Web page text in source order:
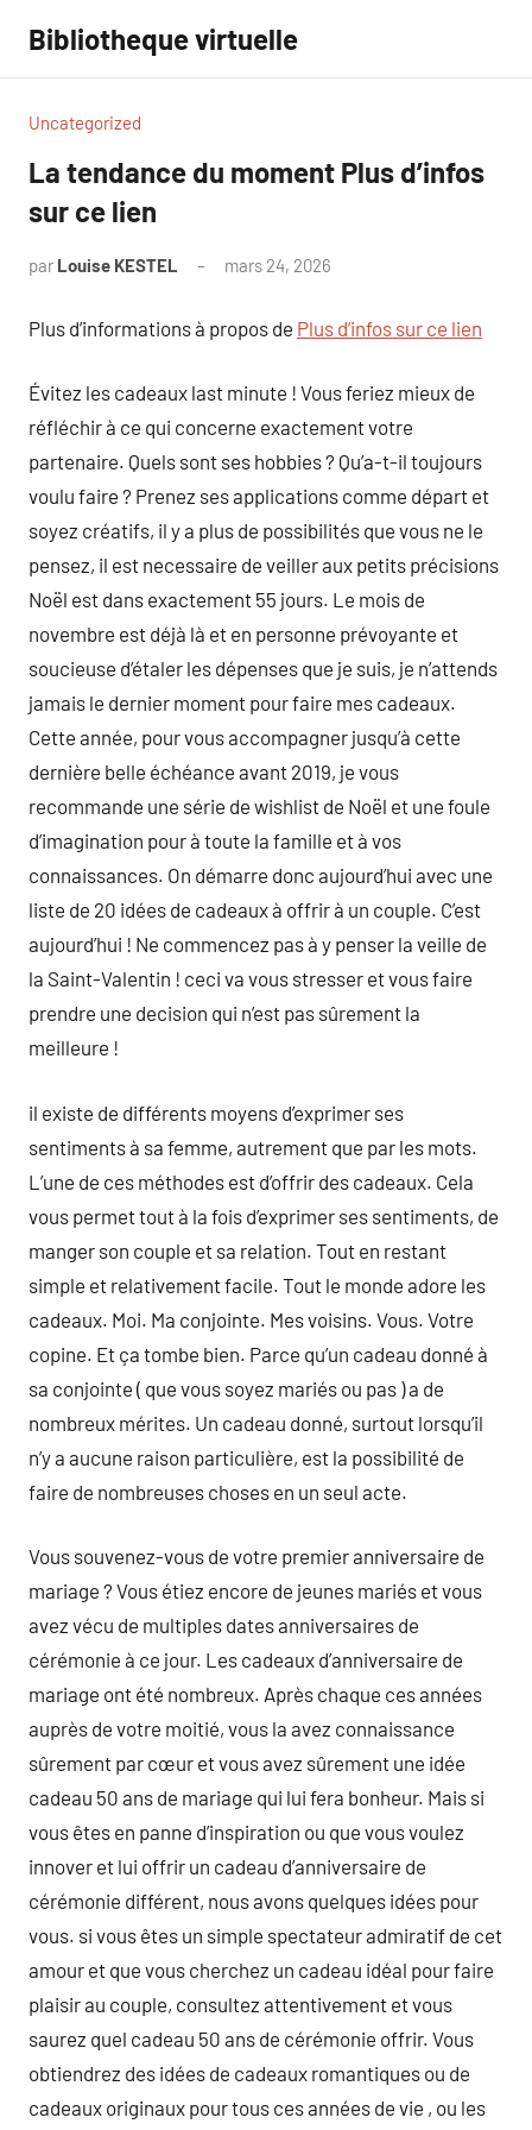
contenu
Bibliotheque virtuelle
Uncategorized
La tendance du moment Plus d’infos
sur ce lien
par Louise KESTEL mars 24, 2026
Plus d’informations à propos de Plus d’infos sur ce lien
Évitez les cadeaux last minute ! Vous feriez mieux de
réfléchir à ce qui concerne exactement votre
partenaire. Quels sont ses hobbies ? Qu’a-t-il toujours
voulu faire ? Prenez ses applications comme départ et
soyez créatifs, il y a plus de possibilités que vous ne le
pensez, il est necessaire de veiller aux petits précisions
Noël est dans exactement 55 jours. Le mois de
novembre est déjà là et en personne prévoyante et
soucieuse d’étaler les dépenses que je suis, je n’attends
jamais le dernier moment pour faire mes cadeaux.
Cette année, pour vous accompagner jusqu’à cette
dernière belle échéance avant 2019, je vous
recommande une série de wishlist de Noël et une foule
d’imagination pour à toute la famille et à vos
connaissances. On démarre donc aujourd’hui avec une
liste de 20 idées de cadeaux à offrir à un couple. C’est
aujourd’hui ! Ne commencez pas à y penser la veille de
la Saint-Valentin ! ceci va vous stresser et vous faire
prendre une decision qui n’est pas sûrement la
meilleure !
il existe de différents moyens d’exprimer ses
sentiments à sa femme, autrement que par les mots.
L’une de ces méthodes est d’offrir des cadeaux. Cela
vous permet tout à la fois d’exprimer ses sentiments, de
manger son couple et sa relation. Tout en restant
simple et relativement facile. Tout le monde adore les
cadeaux. Moi. Ma conjointe. Mes voisins. Vous. Votre
copine. Et ça tombe bien. Parce qu’un cadeau donné à
sa conjointe ( que vous soyez mariés ou pas ) a de
nombreux mérites. Un cadeau donné, surtout lorsqu’il
n’y a aucune raison particulière, est la possibilité de
faire de nombreuses choses en un seul acte.
Vous souvenez-vous de votre premier anniversaire de
mariage ? Vous étiez encore de jeunes mariés et vous
avez vécu de multiples dates anniversaires de
cérémonie à ce jour. Les cadeaux d’anniversaire de
mariage ont été nombreux. Après chaque ces années
auprès de votre moitié, vous la avez connaissance
sûrement par cœur et vous avez sûrement une idée
cadeau 50 ans de mariage qui lui fera bonheur. Mais si
vous êtes en panne d’inspiration ou que vous voulez
innover et lui offrir un cadeau d’anniversaire de
cérémonie différent, nous avons quelques idées pour
vous. si vous êtes un simple spectateur admiratif de cet
amour et que vous cherchez un cadeau idéal pour faire
plaisir au couple, consultez attentivement et vous
saurez quel cadeau 50 ans de cérémonie offrir. Vous
obtiendrez des idées de cadeaux romantiques ou de
cadeaux originaux pour tous ces années de vie , ou les